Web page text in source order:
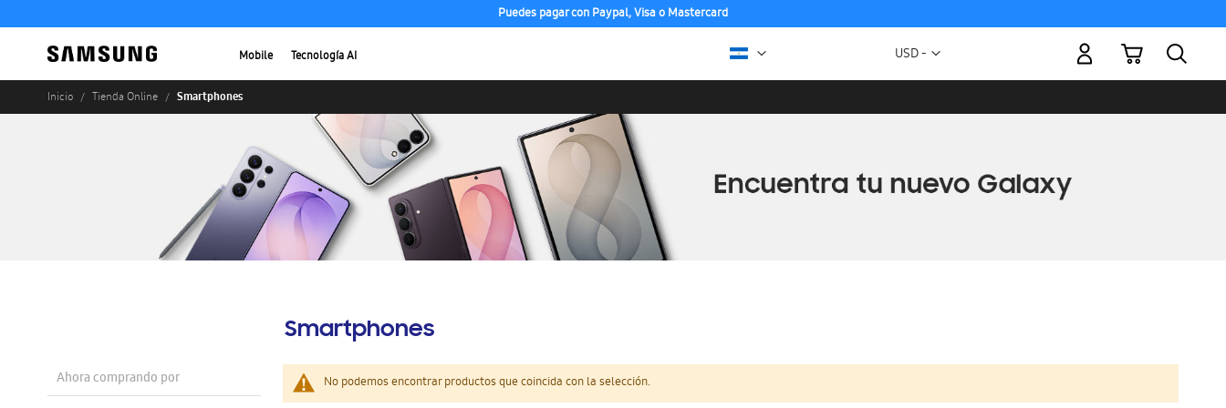
Puedes pagar con Paypal, Visa o Mastercard
Mobile Tecnología AI Moneda
USD -
Mi carrito
Inicio Tienda Online Smartphones
Smartphones
No podemos encontrar productos que coincida con la selección.
Ahora comprando por